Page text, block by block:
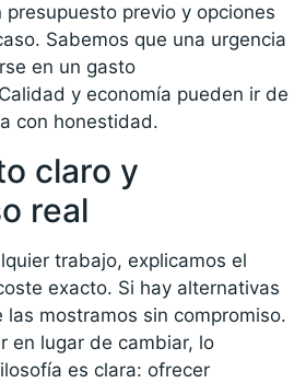
presupuesto previo y opciones
Sabemos que una urgencia
en un gasto
y economía pueden ir de
con honestidad.
claro y
real
trabajo, explicamos el
exacto. Si hay alternativas
las mostramos sin compromiso.
en lugar de cambiar, lo
es clara: ofrecer